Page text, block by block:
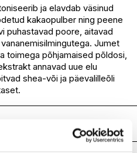
ja elavdab väsinud
kakaopulber ning peene
puhastavad poore, aitavad
Jumet
toimega põhjamaised põldosi,
annavad uue elu
shea-või ja päevalilleõli
Annuus Seed Oil*,